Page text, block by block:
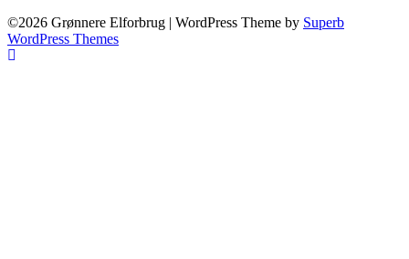
©2026 Grønnere Elforbrug | WordPress Theme by Superb
WordPress Themes